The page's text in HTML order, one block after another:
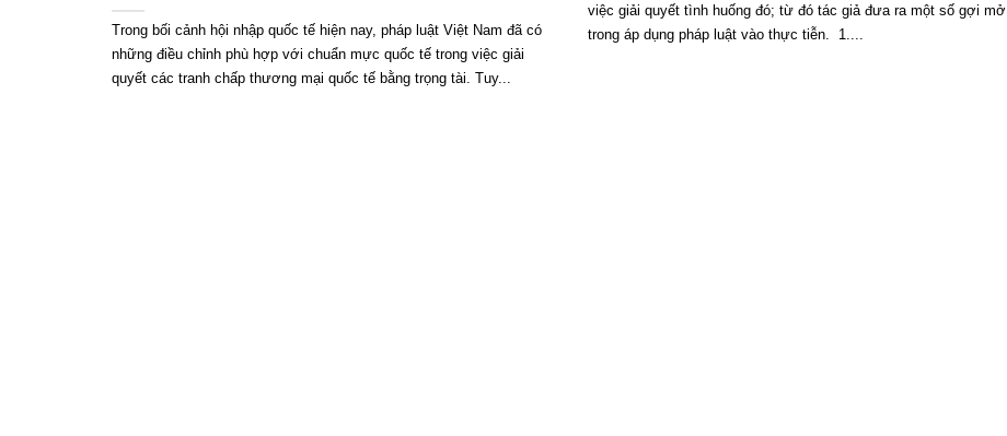
Trong bối cảnh hội nhập quốc tế hiện nay, pháp luật Việt Nam đã có
những điều chỉnh phù hợp với chuẩn mực quốc tế trong việc giải
quyết các tranh chấp thương mại quốc tế bằng trọng tài. Tuy...
việc giải quyết tình huống đó; từ đó tác giả đưa ra một số gợi mở
trong áp dụng pháp luật vào thực tiễn. 1....